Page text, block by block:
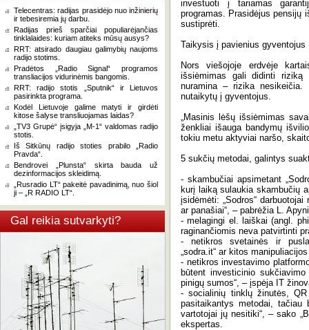
Telecentras: radijas prasidėjo nuo inžinierių
ir tebesiremia jų darbu.
Radijas prieš sparčiai populiarėjančias
tinklalaides: kuriam atiteks mūsų ausys?
RRT: atsirado daugiau galimybių naujoms
radijo stotims.
Pradėtos „Radio Signal“ programos
transliacijos vidurinėmis bangomis.
RRT: radijo stotis „Sputnik“ ir Lietuvos
pasirinkta programa.
Kodėl Lietuvoje galime matyti ir girdėti
kitose šalyse transliuojamas laidas?
„TV3 Grupė“ įsigyja „M-1“ valdomas radijo
stotis.
Iš Sitkūnų radijo stoties prabilo „Radio
Pravda“.
Bendrovei „Plunsta“ skirta bauda už
dezinformacijos skleidimą.
„Rusradio LT“ pakeitė pavadinimą, nuo šiol
ji – „R RADIO LT“.
Gal reikia sutvarkyti?
investuoti į tariamas
programas. Prasidėjus pensijų
sustiprėti.
Taikysis į pavienius gyventojus
Nors viešojoje erdvėje
išsiėmimas gali didinti riziką
nuramina – rizika nesikeičia.
nutaikytų į gyventojus.
„Masinis lėšų išsiėmimas
ženkliai išauga bandymų
tokiu metu aktyviai naršo,
5 sukčių metodai, galintys
- skambučiai apsimetant
kurį laiką sulaukia skambučių
įsidėmėti: „Sodros“
ar panašiai“, – pabrėžia L.
- melagingi el. laiškai (angl.
raginančiomis neva patvirtinti
- netikros svetainės ir
„sodra.it“ ar kitos
- netikros investavimo
būtent investicinio
pinigų sumos“, – įspėja IT
- socialinių tinklų žinutės,
pasitaikantys metodai, tačiau
vartotojai jų nesitiki“, – sako
ekspertas.